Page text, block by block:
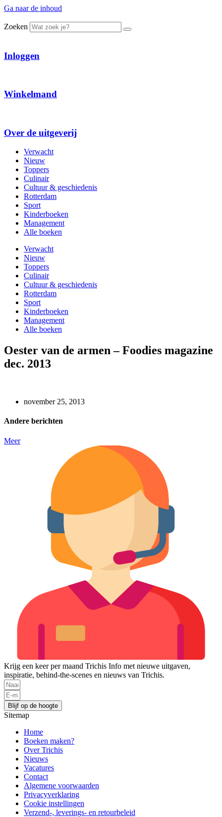
Ga naar de inhoud
Zoeken
Inloggen
Winkelmand
Over de uitgeverij
Verwacht
Nieuw
Toppers
Culinair
Cultuur & geschiedenis
Rotterdam
Sport
Kinderboeken
Management
Alle boeken
Verwacht
Nieuw
Toppers
Culinair
Cultuur & geschiedenis
Rotterdam
Sport
Kinderboeken
Management
Alle boeken
Oester van de armen – Foodies magazine
dec. 2013
november 25, 2013
Andere berichten
Meer
Krijg een keer per maand Trichis Info met nieuwe uitgaven,
inspiratie, behind-the-scenes en nieuws van Trichis.
Blijf op de hoogte
Sitemap
Home
Boeken maken?
Over Trichis
Nieuws
Vacatures
Contact
Algemene voorwaarden
Privacyverklaring
Cookie instellingen
Verzend-, leverings- en retourbeleid